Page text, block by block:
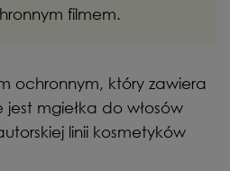
filmem.
ochronnym, który zawiera
jest mgiełka do włosów
linii kosmetyków